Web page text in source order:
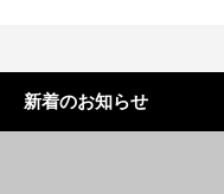
新着のお知らせ